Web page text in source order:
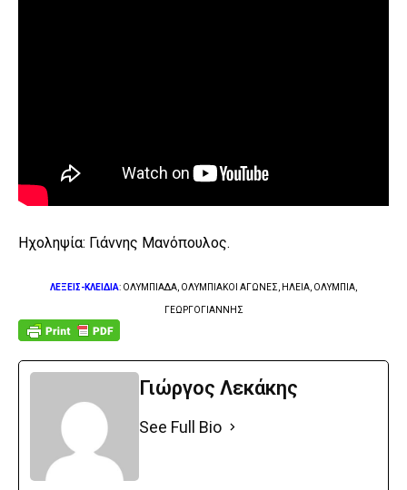
Ηχοληψία: Γιάννης Μανόπουλος.
ΛΕΞΕΙΣ-ΚΛΕΙΔΙΑ: ΟΛΥΜΠΙΑΔΑ, ΟΛΥΜΠΙΑΚΟΙ ΑΓΩΝΕΣ, ΗΛΕΙΑ, ΟΛΥΜΠΙΑ,
ΓΕΩΡΓΟΓΙΑΝΝΗΣ
Γιώργος Λεκάκης
See Full Bio